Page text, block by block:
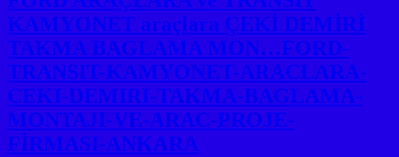
KAMYONET araçlara ÇEKİ DEMİRİ
TAKMA BAGLAMA MON…FORD-
TRANSIT-KAMYONET-ARACLARA-
CEKI-DEMIRI-TAKMA-BAGLAMA-
MONTAJI-VE-ARAC-PROJE-
FİRMASI-ANKARA